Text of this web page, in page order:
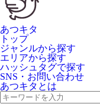
あつキタ
トップ
ジャンルから探す
エリアから探す
ハッシュタグで探す
SNS・お問い合わせ
あつキタとは